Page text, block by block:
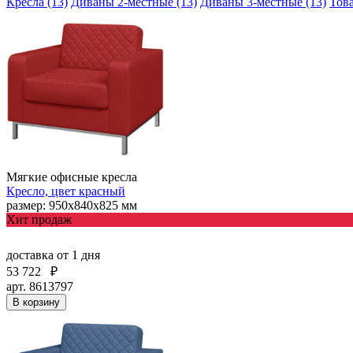
Мягкие офисные кресла
Кресло, цвет красный
размер: 950х840х825 мм
Хит продаж
доставка от 1 дня
53 722
₽
арт. 8613797
В корзину